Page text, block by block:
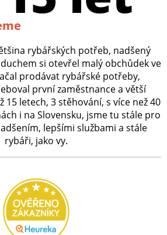
rybářských potřeb, nadšený
si otevřel malý obchůdek ve
prodávat rybářské potřeby,
první zaměstnance a větší
15 letech, 3 stěhování, s více než 40
i na Slovensku, jsme tu stále pro
lepšími službami a stále
rybáři, jako vy.